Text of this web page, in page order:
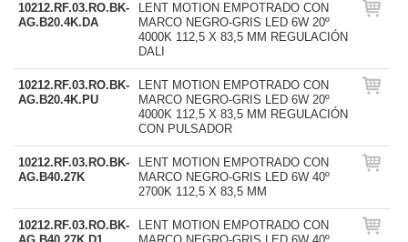
10212.RF.03.RO.BK-
AG.B20.4K.DA
LENT MOTION EMPOTRADO CON
MARCO NEGRO-GRIS LED 6W 20º
4000K 112,5 X 83,5 MM REGULACIÓN
DALI
10212.RF.03.RO.BK-
AG.B20.4K.PU
LENT MOTION EMPOTRADO CON
MARCO NEGRO-GRIS LED 6W 20º
4000K 112,5 X 83,5 MM REGULACIÓN
CON PULSADOR
10212.RF.03.RO.BK-
AG.B40.27K
LENT MOTION EMPOTRADO CON
MARCO NEGRO-GRIS LED 6W 40º
2700K 112,5 X 83,5 MM
10212.RF.03.RO.BK-
LENT MOTION EMPOTRADO CON